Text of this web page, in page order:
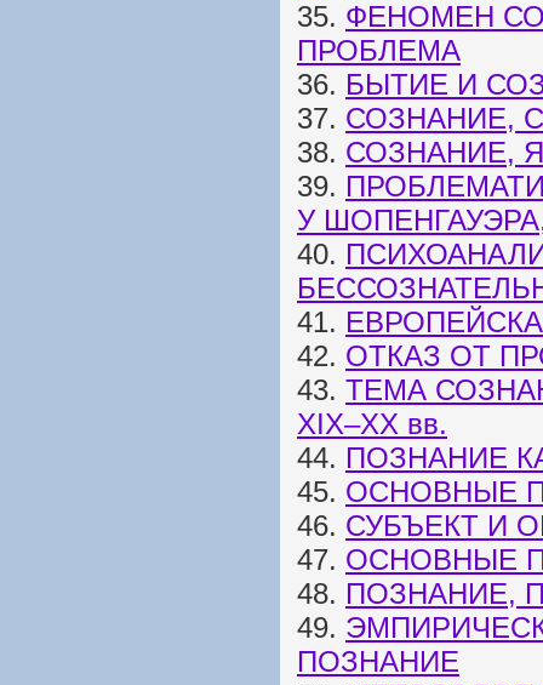
35. ФЕНОМЕН
ПРОБЛЕМА
36. БЫТИЕ И
37. СОЗНАНИЕ,
38. СОЗНАНИЕ,
39.
У
40.
41.
42. ОТКАЗ ОТ
43. ТЕМА
XIX–XX вв.
44. ПОЗНАНИЕ
45. ОСНОВНЫЕ
46. СУБЪЕКТ И
47. ОСНОВНЫЕ
48. ПОЗНАНИЕ,
49.
ПОЗНАНИЕ